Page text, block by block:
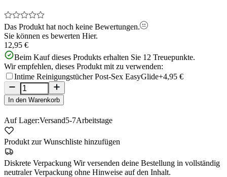
Das Produkt hat noch keine Bewertungen.
Sie können es bewerten Hier.
12,95 €
Beim Kauf dieses Produkts erhalten Sie 12 Treuepunkte.
Wir empfehlen, dieses Produkt mit zu verwenden:
Intime Reinigungstücher Post-Sex EasyGlide+4,95 €
In den Warenkorb
Auf Lager:Versand5-7Arbeitstage
Produkt zur Wunschliste hinzufügen
Diskrete Verpackung Wir versenden deine Bestellung in vollständig
neutraler Verpackung ohne Hinweise auf den Inhalt.